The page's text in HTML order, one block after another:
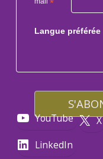
*
Langue préférée
YouTube X
LinkedIn